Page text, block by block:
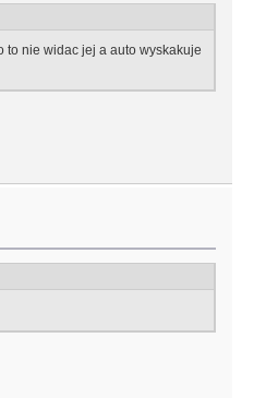
to nie widac jej a auto wyskakuje